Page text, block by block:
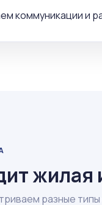
коммуникации и
жилая
разные